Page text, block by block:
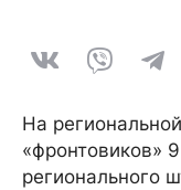
На
«фронтовиков»
регионального